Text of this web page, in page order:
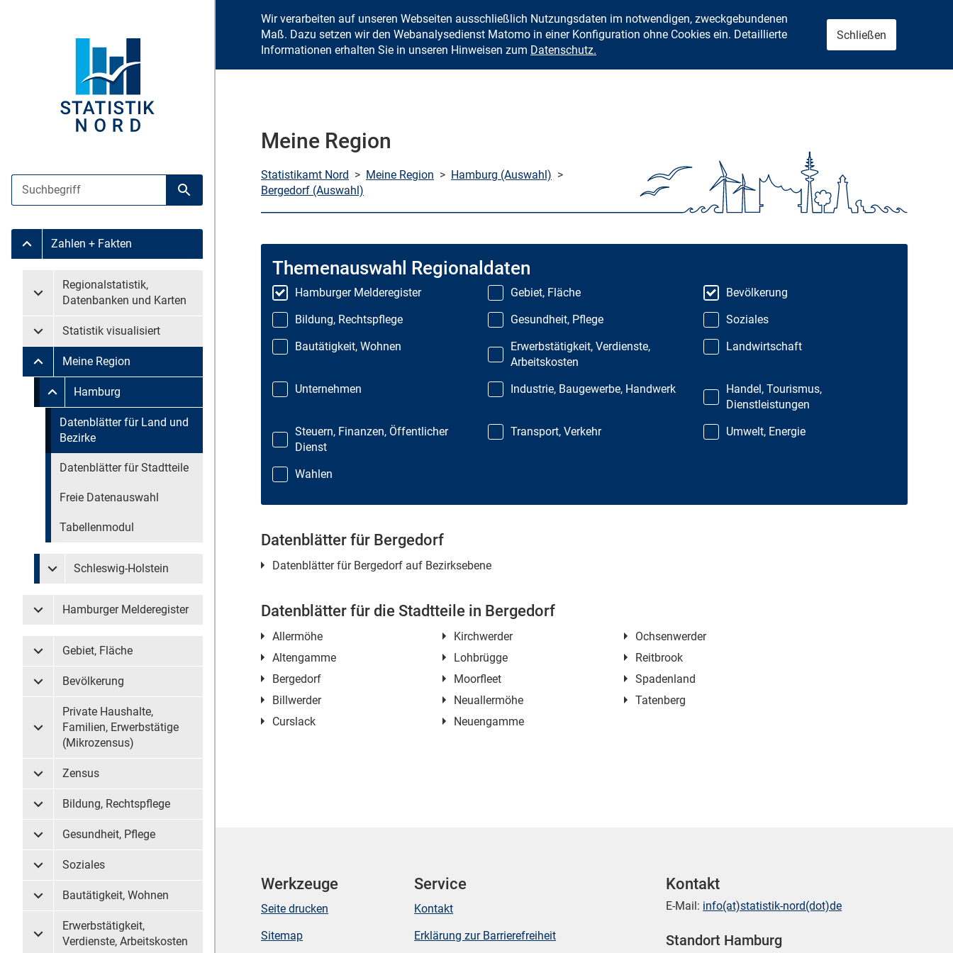
Zum Inhalt springen
Suche
Suche starten
Untermenü Zahlen + Fakten
Zahlen + Fakten
Untermenü überspringen
Untermenü Regionalstatistik, Datenbanken und Karten
Regionalstatistik,
Datenbanken und Karten
Untermenü Statistik visualisiert
Statistik visualisiert
Untermenü Meine Region
Meine Region
Untermenü überspringen
Untermenü Meine Region Hamburg
Hamburg
Untermenü überspringen
Datenblätter für Land und
Bezirke
Datenblätter für Stadtteile
Freie Datenauswahl
Tabellenmodul
Untermenü Meine Region Schleswig-Holstein
Schleswig-Holstein
Untermenü Hamburger Melderegister
Hamburger Melderegister
Untermenü Gebiet, Fläche
Gebiet, Fläche
Untermenü Bevölkerung
Bevölkerung
Untermenü Private Haushalte, Familien, Erwerbstätige (Mikrozensus)
Private Haushalte,
Familien, Erwerbstätige
(Mikrozensus)
Untermenü Zensus
Zensus
Untermenü Bildung, Rechtspflege
Bildung, Rechtspflege
Untermenü Gesundheit, Pflege
Gesundheit, Pflege
Untermenü Soziales
Soziales
Untermenü Bautätigkeit, Wohnen
Bautätigkeit, Wohnen
Untermenü Erwerbstätigkeit, Verdienste, Arbeitskosten
Erwerbstätigkeit,
Verdienste, Arbeitskosten
Wir verarbeiten auf unseren Webseiten ausschließlich Nutzungsdaten im notwendigen, zweckgebundenen
Maß. Dazu setzen wir den Webanalysedienst Matomo in einer Konfiguration ohne Cookies ein. Detaillierte
Informationen erhalten Sie in unseren Hinweisen zum Datenschutz.
Schließen
Meine Region
Statistikamt Nord > Meine Region > Hamburg (Auswahl) >
Bergedorf (Auswahl)
Themenauswahl Regionaldaten
Hamburger Melderegister Gebiet, Fläche
Bevölkerung
Bildung, Rechtspflege
Gesundheit, Pflege
Soziales
Bautätigkeit, Wohnen
Erwerbstätigkeit, Verdienste,
Arbeitskosten
Landwirtschaft
Unternehmen Industrie, Baugewerbe, Handwerk
Handel, Tourismus,
Dienstleistungen
Steuern, Finanzen, Öffentlicher
Dienst
Transport, Verkehr Umwelt, Energie
Wahlen
Datenblätter für Bergedorf
Datenblätter für Bergedorf auf Bezirksebene
Datenblätter für die Stadtteile in Bergedorf
Allermöhe
Altengamme
Bergedorf
Billwerder
Curslack
Kirchwerder
Lohbrügge
Moorfleet
Neuallermöhe
Neuengamme
Ochsenwerder
Reitbrook
Spadenland
Tatenberg
Werkzeuge
Seite drucken
Sitemap
Service
Kontakt
Erklärung zur Barrierefreiheit
Kontakt
E-Mail: info(at)statistik-nord(dot)de
Standort Hamburg